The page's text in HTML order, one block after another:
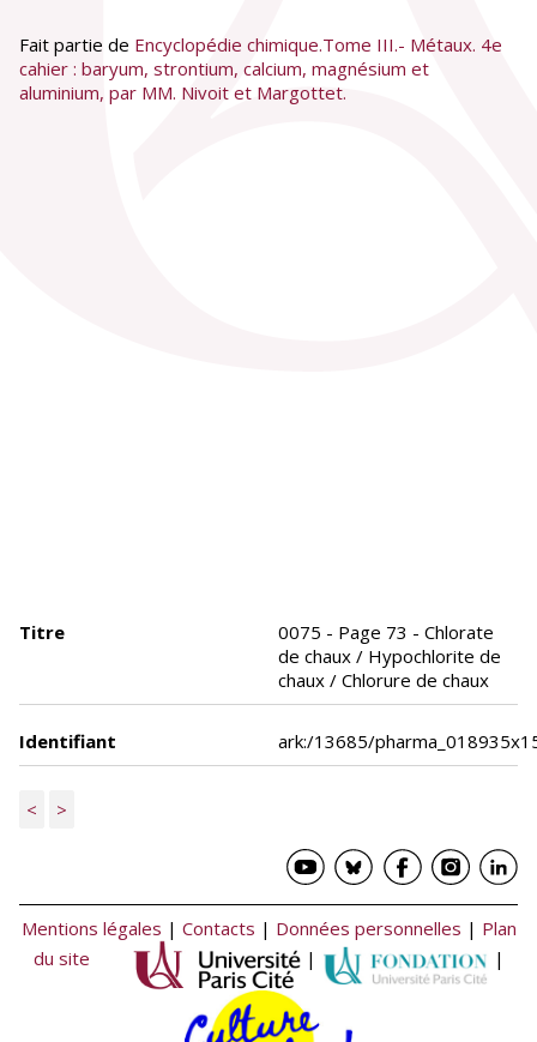
Fait partie de Encyclopédie chimique.Tome III.- Métaux. 4e
cahier : baryum, strontium, calcium, magnésium et
aluminium, par MM. Nivoit et Margottet.
Titre
0075 - Page 73 - Chlorate
de chaux / Hypochlorite de
chaux / Chlorure de chaux
Identifiant ark:/13685/
< >
Mentions légales | Contacts | Données personnelles | Plan
du site
| |